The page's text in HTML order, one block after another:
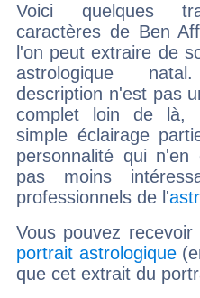
Voici quelques
caractères de Ben
l'on peut extraire de
astrologique
description n'est pas
complet loin de là,
simple éclairage
personnalité qui n'en
pas moins
professionnels de l'
Vous pouvez
portrait astrologique
que cet extrait du